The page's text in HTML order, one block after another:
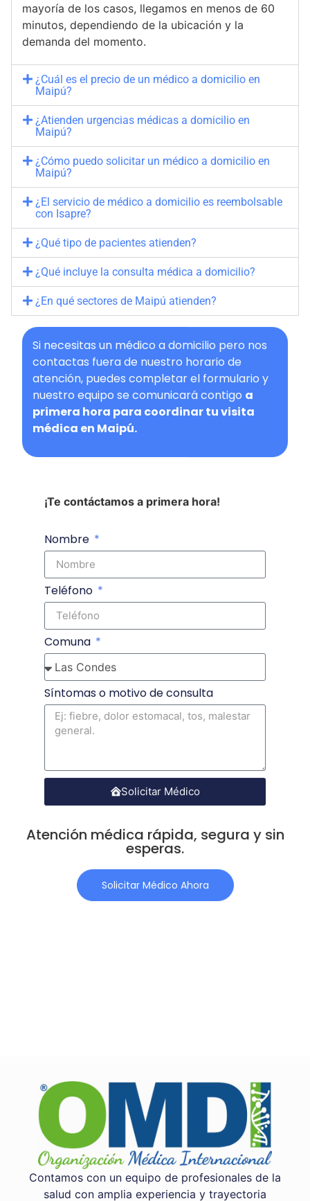
mayoría de los casos, llegamos en menos de 60
minutos, dependiendo de la ubicación y la
demanda del momento.
¿Cuál es el precio de un médico a domicilio en
Maipú?
¿Atienden urgencias médicas a domicilio en
Maipú?
¿Cómo puedo solicitar un médico a domicilio en
Maipú?
¿El servicio de médico a domicilio es reembolsable
con Isapre?
¿Qué tipo de pacientes atienden?
¿Qué incluye la consulta médica a domicilio?
¿En qué sectores de Maipú atienden?
Si necesitas un médico a domicilio pero nos
contactas fuera de nuestro horario de
atención, puedes completar el formulario y
nuestro equipo se comunicará contigo a
primera hora para coordinar tu visita
médica en Maipú.
¡Te contáctamos a primera hora!
Nombre
Teléfono
Comuna
Síntomas o motivo de consulta
Solicitar Médico
Atención médica rápida, segura y sin
esperas.
Solicitar Médico Ahora
Contamos con un equipo de profesionales de la
salud con amplia experiencia y trayectoria